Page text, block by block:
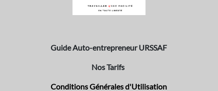
Guide Auto-entrepreneur URSSAF
Nos Tarifs
Conditions Générales d'Utilisation